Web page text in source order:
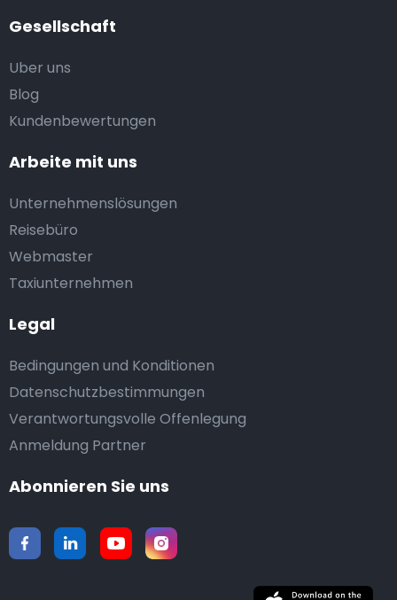
Gesellschaft
Uber uns
Blog
Kundenbewertungen
Arbeite mit uns
Unternehmenslösungen
Reisebüro
Webmaster
Taxiunternehmen
Legal
Bedingungen und Konditionen
Datenschutzbestimmungen
Verantwortungsvolle Offenlegung
Anmeldung Partner
Abonnieren Sie uns